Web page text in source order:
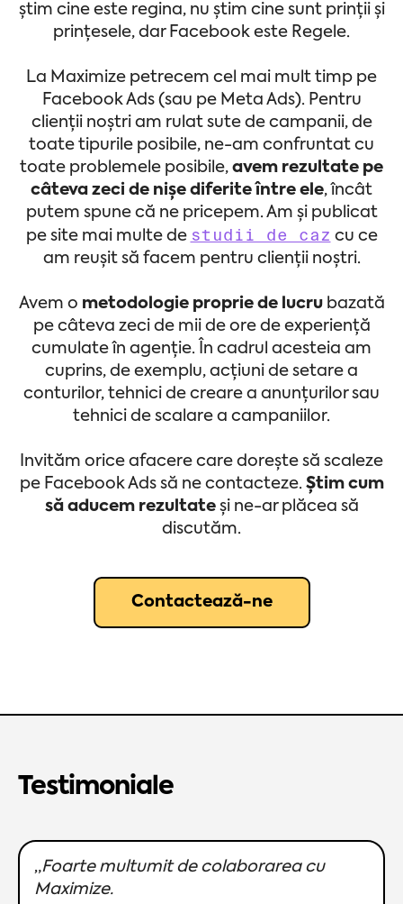
știm cine este regina, nu știm cine sunt prinții și
prințesele, dar Facebook este Regele.
La Maximize petrecem cel mai mult timp pe
Facebook Ads (sau pe Meta Ads). Pentru
clienții noștri am rulat sute de campanii, de
toate tipurile posibile, ne-am confruntat cu
toate problemele posibile, avem rezultate pe
câteva zeci de nișe diferite între ele, încât
putem spune că ne pricepem. Am și publicat
pe site mai multe de studii de caz cu ce
am reușit să facem pentru clienții noștri.
Avem o metodologie proprie de lucrubazată
pe câteva zeci de mii de ore de experiență
cumulate în agenție. În cadrul acesteia am
cuprins, de exemplu, acțiuni de setare a
conturilor, tehnici de creare a anunțurilor sau
tehnici de scalare a campaniilor.
Invităm orice afacere care dorește să scaleze
pe Facebook Ads să ne contacteze. Știm cum
să aducem rezultateși ne-ar plăcea să
discutăm.
Contactează-ne
Testimoniale
„Foarte multumit de colaborarea cu
Maximize.